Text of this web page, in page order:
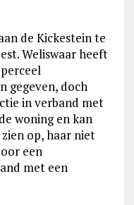
de Kickestein te
Weliswaar heeft
gegeven, doch
in verband met
woning en kan
op, haar niet
een
met een